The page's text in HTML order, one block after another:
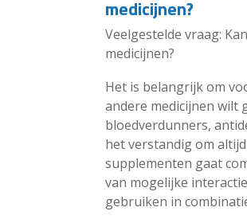
medicijnen?
Veelgestelde vraag:
medicijnen?
Het is belangrijk om
andere medicijnen wilt
bloedverdunners,
het verstandig om
supplementen gaat
van mogelijke
gebruiken in